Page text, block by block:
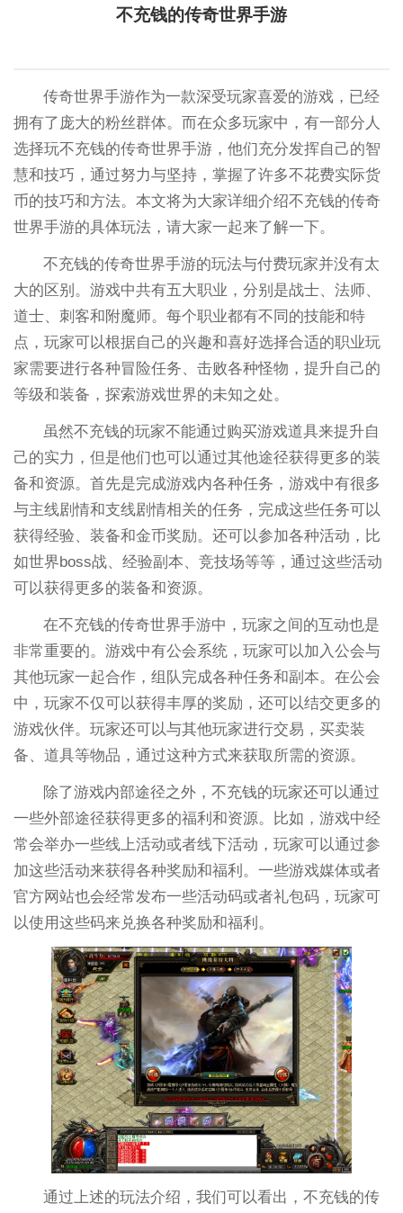
不充钱的传奇世界手游
传奇世界手游作为一款深受玩家喜爱的游戏，已经
拥有了庞大的粉丝群体。而在众多玩家中，有一部分人
选择玩不充钱的传奇世界手游，他们充分发挥自己的智
慧和技巧，通过努力与坚持，掌握了许多不花费实际货
币的技巧和方法。本文将为大家详细介绍不充钱的传奇
世界手游的具体玩法，请大家一起来了解一下。
不充钱的传奇世界手游的玩法与付费玩家并没有太
大的区别。游戏中共有五大职业，分别是战士、法师、
道士、刺客和附魔师。每个职业都有不同的技能和特
点，玩家可以根据自己的兴趣和喜好选择合适的职业玩
家需要进行各种冒险任务、击败各种怪物，提升自己的
等级和装备，探索游戏世界的未知之处。
虽然不充钱的玩家不能通过购买游戏道具来提升自
己的实力，但是他们也可以通过其他途径获得更多的装
备和资源。首先是完成游戏内各种任务，游戏中有很多
与主线剧情和支线剧情相关的任务，完成这些任务可以
获得经验、装备和金币奖励。还可以参加各种活动，比
如世界boss战、经验副本、竞技场等等，通过这些活动
可以获得更多的装备和资源。
在不充钱的传奇世界手游中，玩家之间的互动也是
非常重要的。游戏中有公会系统，玩家可以加入公会与
其他玩家一起合作，组队完成各种任务和副本。在公会
中，玩家不仅可以获得丰厚的奖励，还可以结交更多的
游戏伙伴。玩家还可以与其他玩家进行交易，买卖装
备、道具等物品，通过这种方式来获取所需的资源。
除了游戏内部途径之外，不充钱的玩家还可以通过
一些外部途径获得更多的福利和资源。比如，游戏中经
常会举办一些线上活动或者线下活动，玩家可以通过参
加这些活动来获得各种奖励和福利。一些游戏媒体或者
官方网站也会经常发布一些活动码或者礼包码，玩家可
以使用这些码来兑换各种奖励和福利。
通过上述的玩法介绍，我们可以看出，不充钱的传